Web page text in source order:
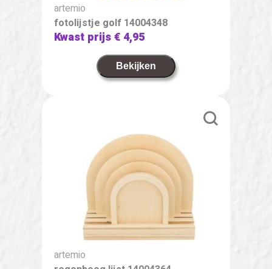
artemio
fotolijstje golf 14004348
Kwast prijs€ 4,95
Bekijken
artemio